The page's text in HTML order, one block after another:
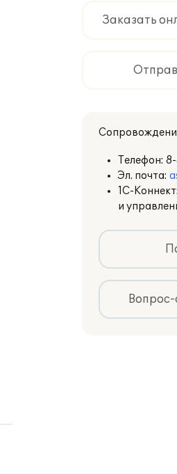
Заказать
Телефон:
Эл. почта:
1С-
и